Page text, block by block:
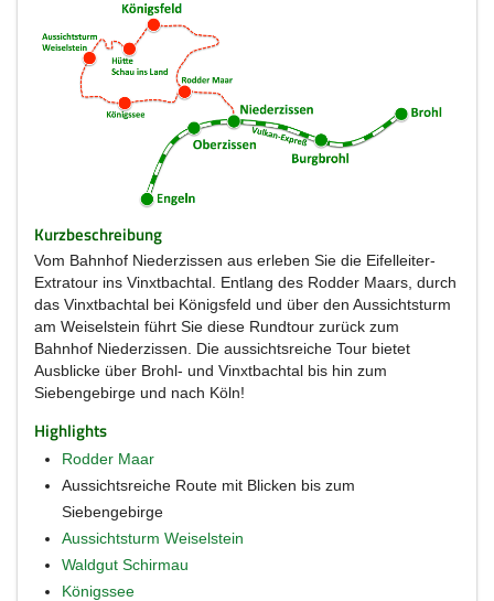
Kurzbeschreibung
Vom Bahnhof Niederzissen aus erleben Sie die Eifelleiter-
Extratour ins Vinxtbachtal. Entlang des Rodder Maars, durch
das Vinxtbachtal bei Königsfeld und über den Aussichtsturm
am Weiselstein führt Sie diese Rundtour zurück zum
Bahnhof Niederzissen. Die aussichtsreiche Tour bietet
Ausblicke über Brohl- und Vinxtbachtal bis hin zum
Siebengebirge und nach Köln!
Highlights
Rodder Maar
Aussichtsreiche Route mit Blicken bis zum
Siebengebirge
Aussichtsturm Weiselstein
Waldgut Schirmau
Königssee